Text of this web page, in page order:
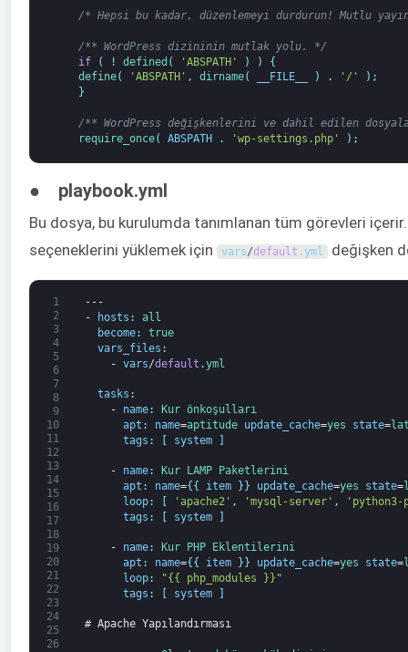
/* Hepsi bu kadar, düzenlemeyi durdurun! Mutlu
/** WordPress dizininin mutlak yolu. */
if
( ! defined ( 'ABSPATH' ) )
{
define( 'ABSPATH' , dirname( __FILE__ ) . '/' ) ;
}
/** WordPress değişkenlerini ve dahil edilen
require_once( ABSPATH . 'wp-settings.php' ) ;
● playbook.yml
Bu dosya, bu kurulumda tanımlanan tüm görevleri
seçeneklerini yüklemek için
vars/default .yml değişken
1
2
3
4
5
6
7
8
9
10
11
12
13
14
15
16
17
18
19
20
21
22
23
24
25
26
---
-
hosts :
all
become:
true
vars_files :
- vars/default .yml
tasks :
-
name: Kur önkoşulları
apt : name=aptitude update_cache=yes state=
tags : [ system ]
- name: Kur LAMP
Paketlerini
apt : name={ { item } } update_cache=yes state=
loop: [ 'apache2' , 'mysql-server' ,
'python3-
tags : [ system ]
- name: Kur PHP
Eklentilerini
apt : name={ { item } } update_cache=yes state=
loop:
"{{ php_modules }}"
tags : [ system ]
# Apache Yapılandırması